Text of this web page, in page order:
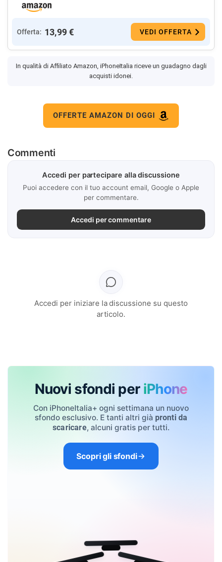
Offerta: 13,99 € VEDI OFFERTA
In qualità di Affiliato Amazon, iPhoneItalia riceve un guadagno dagli
acquisti idonei.
OFFERTE AMAZON DI OGGI
Commenti
Accedi per partecipare alla discussione
Puoi accedere con il tuo account email, Google o Apple
per commentare.
Accedi per commentare
Accedi per iniziare la discussione su questo
articolo.
Nuovi sfondi per iPhone
Con iPhoneItalia+ ogni settimana un nuovo
sfondo esclusivo. E tanti altri già pronti da
scaricare, alcuni gratis per tutti.
Scopri gli sfondi